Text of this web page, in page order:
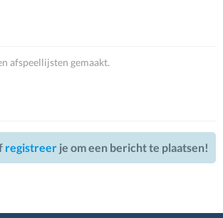
afspeellijsten gemaakt.
registreer je om een bericht te plaatsen!